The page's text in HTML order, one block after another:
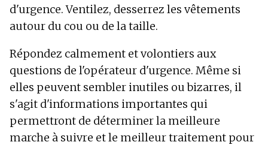
d'urgence. Ventilez, desserrez les vêtements
autour du cou ou de la taille.
Répondez calmement et volontiers aux
questions de l'opérateur d'urgence. Même si
elles peuvent sembler inutiles ou bizarres, il
s'agit d'informations importantes qui
permettront de déterminer la meilleure
marche à suivre et le meilleur traitement pour